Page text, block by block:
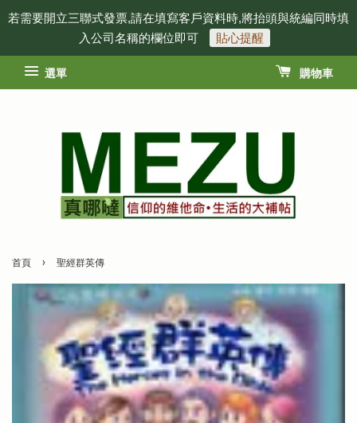
若需要開立三聯式發票,請在填寫客戶資料時,將抬頭與統編同時填
入公司名稱的欄位即可
貼心提醒
選單 購物車
首頁 › 聖經群英傳